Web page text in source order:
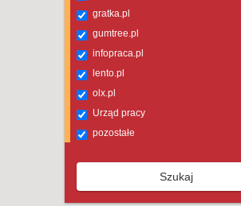
gratka.pl
gumtree.pl
infopraca.pl
lento.pl
olx.pl
Urząd pracy
pozostałe
Szukaj